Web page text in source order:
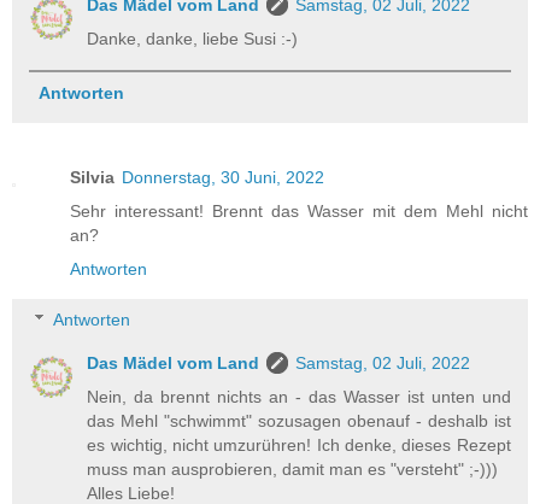
Das Mädel vom Land
Samstag, 02 Juli, 2022
Danke, danke, liebe Susi :-)
Antworten
Silvia Donnerstag, 30 Juni, 2022
Sehr interessant! Brennt das Wasser mit dem Mehl nicht
an?
Antworten
Antworten
Das Mädel vom Land
Samstag, 02 Juli, 2022
Nein, da brennt nichts an - das Wasser ist unten und
das Mehl "schwimmt" sozusagen obenauf - deshalb ist
es wichtig, nicht umzurühren! Ich denke, dieses Rezept
muss man ausprobieren, damit man es "versteht" ;-)))
Alles Liebe!